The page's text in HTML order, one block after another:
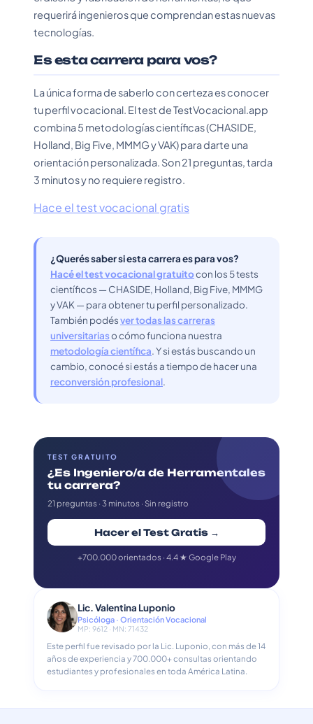
requerirá ingenieros que comprendan estas nuevas
tecnologías.
Es esta carrera para vos?
La única forma de saberlo con certeza es conocer
tu perfil vocacional. El test de TestVocacional.app
combina 5 metodologías científicas (CHASIDE,
Holland, Big Five, MMMG y VAK) para darte una
orientación personalizada. Son 21 preguntas, tarda
3 minutos y no requiere registro.
Hace el test vocacional gratis
¿Querés saber si esta carrera es para vos?
Hacé el test vocacional gratuitocon los 5 tests
científicos — CHASIDE, Holland, Big Five, MMMG
y VAK — para obtener tu perfil personalizado.
También podésver todas las carreras
universitariaso cómo funciona nuestra
metodología científica. Y si estás buscando un
cambio, conocé si estás a tiempo de hacer una
reconversión profesional.
TEST GRATUITO
¿Es Ingeniero/a de Herramentales
tu carrera?
21 preguntas · 3 minutos · Sin registro
Hacer el Test Gratis →
+700.000 orientados · 4.4 ★ Google Play
Lic. Valentina Luponio
Psicóloga · Orientación Vocacional
MP: 9612 · MN: 71432
Este perfil fue revisado por la Lic. Luponio, con más de 14
años de experiencia y 700.000+ consultas orientando
estudiantes y profesionales en toda América Latina.